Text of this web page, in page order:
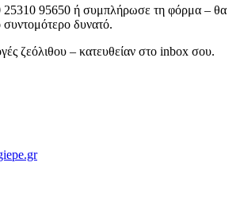
25310 95650 ή συμπλήρωσε τη φόρμα – θα
δυνατό.
ζεόλιθου – κατευθείαν στο inbox σου.